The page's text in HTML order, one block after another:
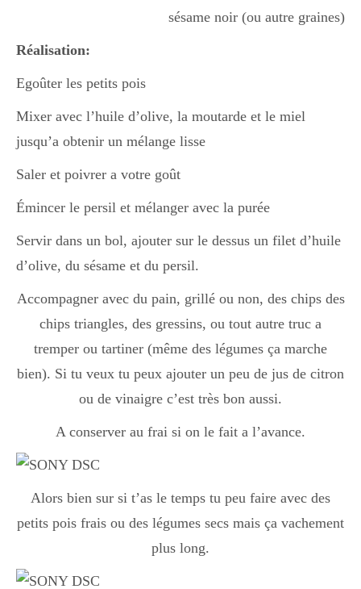
sésame noir (ou autre graines)
Réalisation:
Egoûter les petits pois
Mixer avec l’huile d’olive, la moutarde et le miel
jusqu’a obtenir un mélange lisse
Saler et poivrer a votre goût
Émincer le persil et mélanger avec la purée
Servir dans un bol, ajouter sur le dessus un filet d’huile
d’olive, du sésame et du persil.
Accompagner avec du pain, grillé ou non, des chips des
chips triangles, des gressins, ou tout autre truc a
tremper ou tartiner (même des légumes ça marche
bien). Si tu veux tu peux ajouter un peu de jus de citron
ou de vinaigre c’est très bon aussi.
A conserver au frai si on le fait a l’avance.
Alors bien sur si t’as le temps tu peu faire avec des
petits pois frais ou des légumes secs mais ça vachement
plus long.